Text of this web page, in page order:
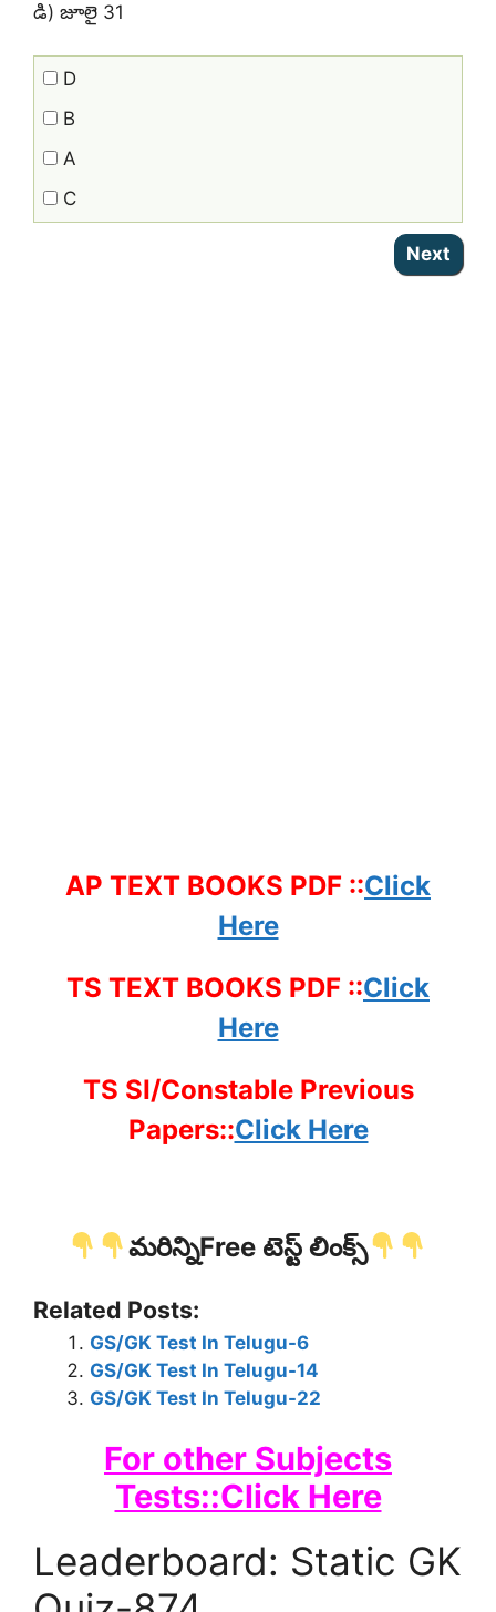
డి) జూలై 31
D
B
A
C
AP TEXT BOOKS PDF ::Click
Here
TS TEXT BOOKS PDF ::Click
Here
TS SI/Constable Previous
Papers::Click Here
మరిన్నిFree టెస్ట్ లింక్స్
Related Posts:
GS/GK Test In Telugu-6
GS/GK Test In Telugu-14
GS/GK Test In Telugu-22
For other Subjects
Tests::Click Here
Leaderboard: Static GK